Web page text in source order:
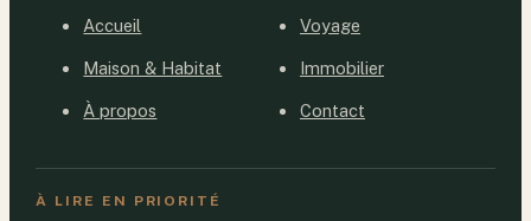
Accueil Voyage
Maison & Habitat Immobilier
À propos Contact
À LIRE EN PRIORITÉ